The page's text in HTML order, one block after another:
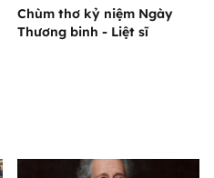
Chùm thơ kỷ niệm Ngày
Thương binh - Liệt sĩ